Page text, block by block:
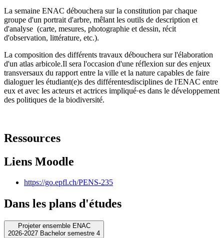
La semaine ENAC débouchera sur la constitution par chaque
groupe d'un portrait d'arbre, mêlant les outils de description et
d'analyse (carte, mesures, photographie et dessin, récit
d'observation, littérature, etc.).
La composition des différents travaux débouchera sur l'élaboration
d'un atlas arbicole.Il sera l'occasion d'une réflexion sur des enjeux
transversaux du rapport entre la ville et la nature capables de faire
dialoguer les étudiant(e)s des différentesdisciplines de l'ENAC entre
eux et avec les acteurs et actrices impliqué·es dans le développement
des politiques de la biodiversité.
Ressources
Liens Moodle
https://go.epfl.ch/PENS-235
Dans les plans d'études
Projeter ensemble ENAC
2026-2027 Bachelor semestre 4